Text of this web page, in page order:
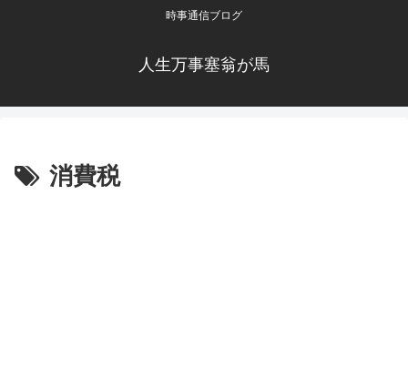
時事通信ブログ
人生万事塞翁が馬
消費税